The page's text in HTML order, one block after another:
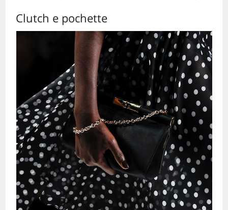
Clutch e pochette